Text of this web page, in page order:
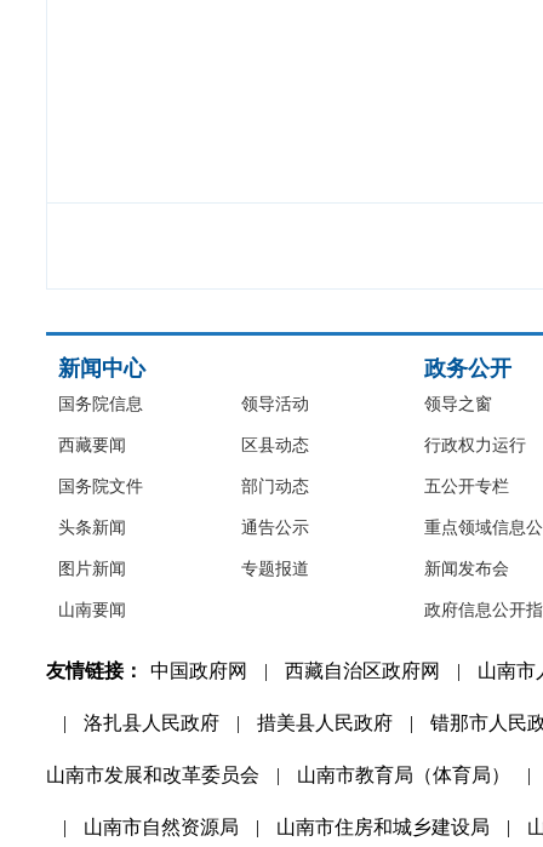
新闻中心
国务院信息
西藏要闻
国务院文件
头条新闻
图片新闻
山南要闻
领导活动
区县动态
部门动态
通告公示
专题报道
政务公开
领导之窗
行政权力运行
五公开专栏
重点领域信息
新闻发布会
政府信息公开
友情链接： 中国政府网 | 西藏自治区政府网 | 山南市
| 洛扎县人民政府 | 措美县人民政府 | 错那市人民
山南市发展和改革委员会 | 山南市教育局（体育局） |
| 山南市自然资源局 | 山南市住房和城乡建设局 |